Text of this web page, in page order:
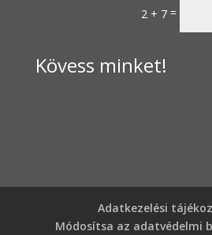
2 + 7 =
Kövess minket!
Adatkezelési
Módosítsa az adatvédelmi